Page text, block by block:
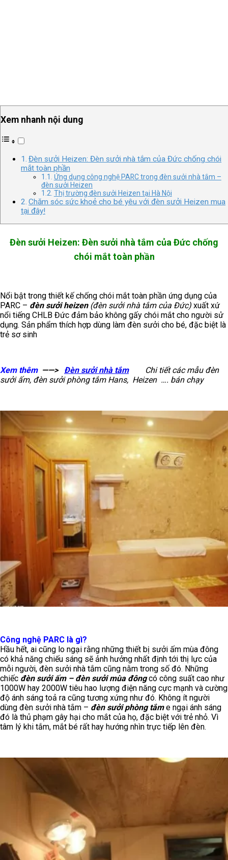
Xem nhanh nội dung
Đèn sưởi Heizen: Đèn sưởi nhà tắm của Đức chống chói
mắt toàn phần
Ứng dụng công nghệ PARC trong đèn sưởi nhà tắm –
đèn sưởi Heizen
Thị trường đèn sưởi Heizen tại Hà Nội
Chăm sóc sức khoẻ cho bé yêu với đèn sưởi Heizen mua
tại đây!
Đèn sưởi Heizen: Đèn sưởi nhà tắm của Đức chống
chói mắt toàn phần
Nổi bật trong thiết kế chống chói mắt toàn phần ứng dụng của
PARC – đèn sưởi heizen(đèn sưởi nhà tắm của Đức) xuất xứ
nổi tiếng CHLB Đức đảm bảo không gấy chói mắt cho người sử
dụng. Sản phẩm thích hợp dùng làm đèn sưởi cho bé, đặc biệt là
trẻ sơ sinh
Xem thêm——> Đèn sưởi nhà tắm
Chi tiết các mẫu đèn
sưởi ấm, đèn sưởi phòng tắm Hans, Heizen …. bán chạy
Công nghệ PARC là gì?
Hầu hết, ai cũng lo ngại rằng những thiết bị sưởi ấm mùa đông
có khả năng chiếu sáng sẽ ảnh hưởng nhất định tới thị lực của
mỗi người, đèn sưởi nhà tắm cũng nằm trong số đó. Những
chiếc đèn sưởi ấm – đèn sưởi mùa đôngcó công suất cao như
1000W hay 2000W tiêu hao lượng điện năng cực mạnh và cường
độ ánh sáng toả ra cũng tương xứng như đó. Không ít người
dùng đèn sưởi nhà tắm – đèn sưởi phòng tắme ngại ánh sáng
đó là thủ phạm gây hại cho mắt của họ, đặc biệt với trẻ nhỏ. Vì
tâm lý khi tắm, mắt bé rất hay hướng nhìn trực tiếp lên đèn.